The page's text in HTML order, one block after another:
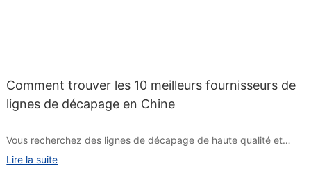
Comment trouver les 10 meilleurs fournisseurs de
lignes de décapage en Chine
Vous recherchez des lignes de décapage de haute qualité et
vous ne savez pas où trouver des fournisseurs fiables ? La Chine
Lire la suite